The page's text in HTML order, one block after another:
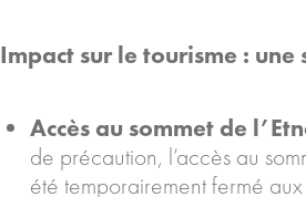
Impact sur le tourisme :
Accès au sommet de
de précaution, l’accès au
été temporairement fermé aux